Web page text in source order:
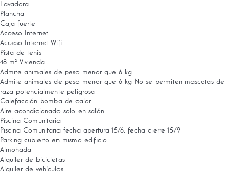
Lavadora
Plancha
Caja fuerte
Acceso Internet
Acceso Internet Wifi
Pista de tenis
48 m² Vivienda
Admite animales de peso menor que 6 kg
Admite animales de peso menor que 6 kg No se permiten mascotas de
raza potencialmente peligrosa
Calefacción bomba de calor
Aire acondicionado solo en salón
Piscina Comunitaria
Piscina Comunitaria fecha apertura 15/6, fecha cierre 15/9
Parking cubierto en mismo edificio
Almohada
Alquiler de bicicletas
Alquiler de vehículos